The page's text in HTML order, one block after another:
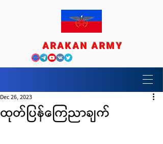
ARAKAN ARMY
ထုတ်ပြန်ကြေညာချက်
Dec 26, 2023